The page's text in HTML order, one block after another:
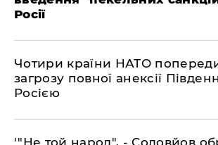
Росії
​Чотири країни НАТО
загрозу повної анексії
Росією
​'"Не той народ", - Соловйов